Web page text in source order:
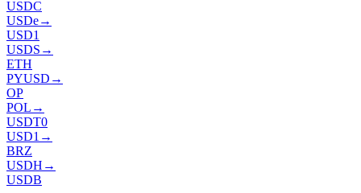
USDC
USDe→
USD1
USDS →
ETH
PYUSD →
OP
POL →
USDT0
USD1 →
BRZ
USDH →
USDB